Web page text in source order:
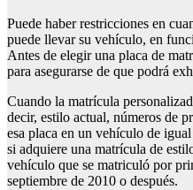
Puede haber restricciones en
puede llevar su vehículo, en
Antes de elegir una placa de
para asegurarse de que podrá
Cuando la matrícula
decir, estilo actual, números de
esa placa en un vehículo de
si adquiere una matrícula de
vehículo que se matriculó por
septiembre de 2010 o después.